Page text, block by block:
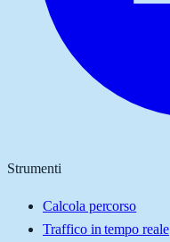
Strumenti
Calcola percorso
Traffico in tempo reale